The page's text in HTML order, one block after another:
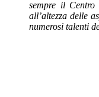
sempre il
all’altezza delle
numerosi talenti